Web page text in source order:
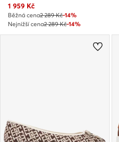
Aktuální cena
1 959 Kč
Běžná cena2 289 Kč-14%
Nejnižší cena2 289 Kč-14%